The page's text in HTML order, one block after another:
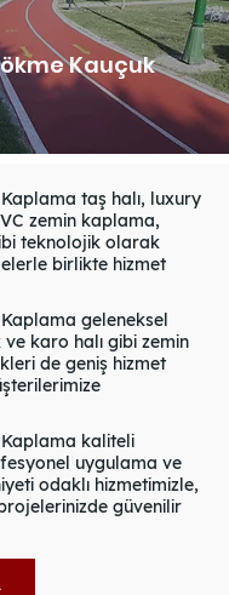
Kauçuk
taş halı, luxury
zemin kaplama,
teknolojik olarak
birlikte hizmet
geleneksel
karo halı gibi zemin
de geniş hizmet
kaliteli
uygulama ve
odaklı hizmetimizle,
güvenilir